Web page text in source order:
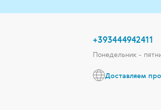
+393444942411
Понедельник -
Доставляем